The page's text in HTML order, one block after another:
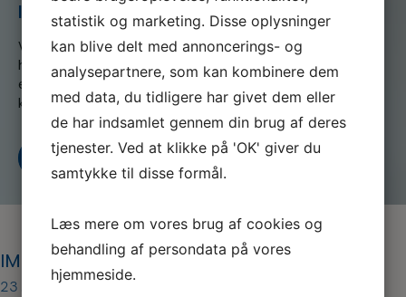
IMG_20230227_091004
Vi er en del af serviceforbundet og er til for at
hjælpe dig når du er i tvivl, skal skal godt videre
eller søger nyt, både som din fagforening og A-
kasse
Kontakt os Bliv medlem i dag
IMG_20230227_091004
23. maj 2023
statistik og marketing. Disse oplysninger
kan blive delt med annoncerings- og
analysepartnere, som kan kombinere dem
med data, du tidligere har givet dem eller
de har indsamlet gennem din brug af deres
tjenester. Ved at klikke på 'OK' giver du
samtykke til disse formål.
Læs mere om vores brug af cookies og
behandling af persondata på vores
hjemmeside.